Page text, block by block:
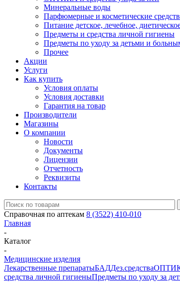
Минеральные воды
Парфюмерные и косметические
Питание детское, лечебное,
Предметы и средства личной гигиены
Предметы по уходу за детьми и
Прочее
Акции
Услуги
Как купить
Условия оплаты
Условия доставки
Гарантия на товар
Производители
Магазины
О компании
Новости
Документы
Лицензии
Отчетность
Реквизиты
Контакты
Справочная по аптекам 8 (3522) 410-010
Главная
-
Каталог
-
Медицинские изделия
Лекарственные препаратыБАДДез.средства
средства личной гигиеныПредметы по уходу за